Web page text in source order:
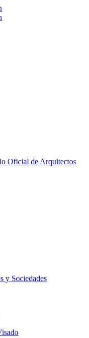
Oficial de Arquitectos
y Sociedades